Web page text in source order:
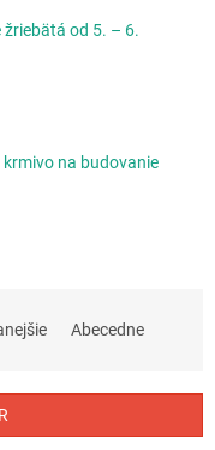
žriebätá od 5. – 6.
na budovanie
Abecedne